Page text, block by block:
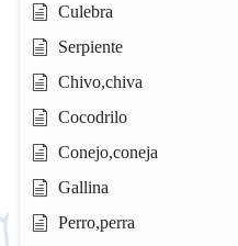
Culebra
Serpiente
Chivo,chiva
Cocodrilo
Conejo,coneja
Gallina
Perro,perra